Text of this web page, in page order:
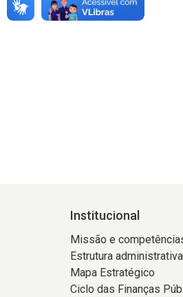
Institucional
Missão e
Estrutura administrativa
Mapa Estratégico
Ciclo das Finanças